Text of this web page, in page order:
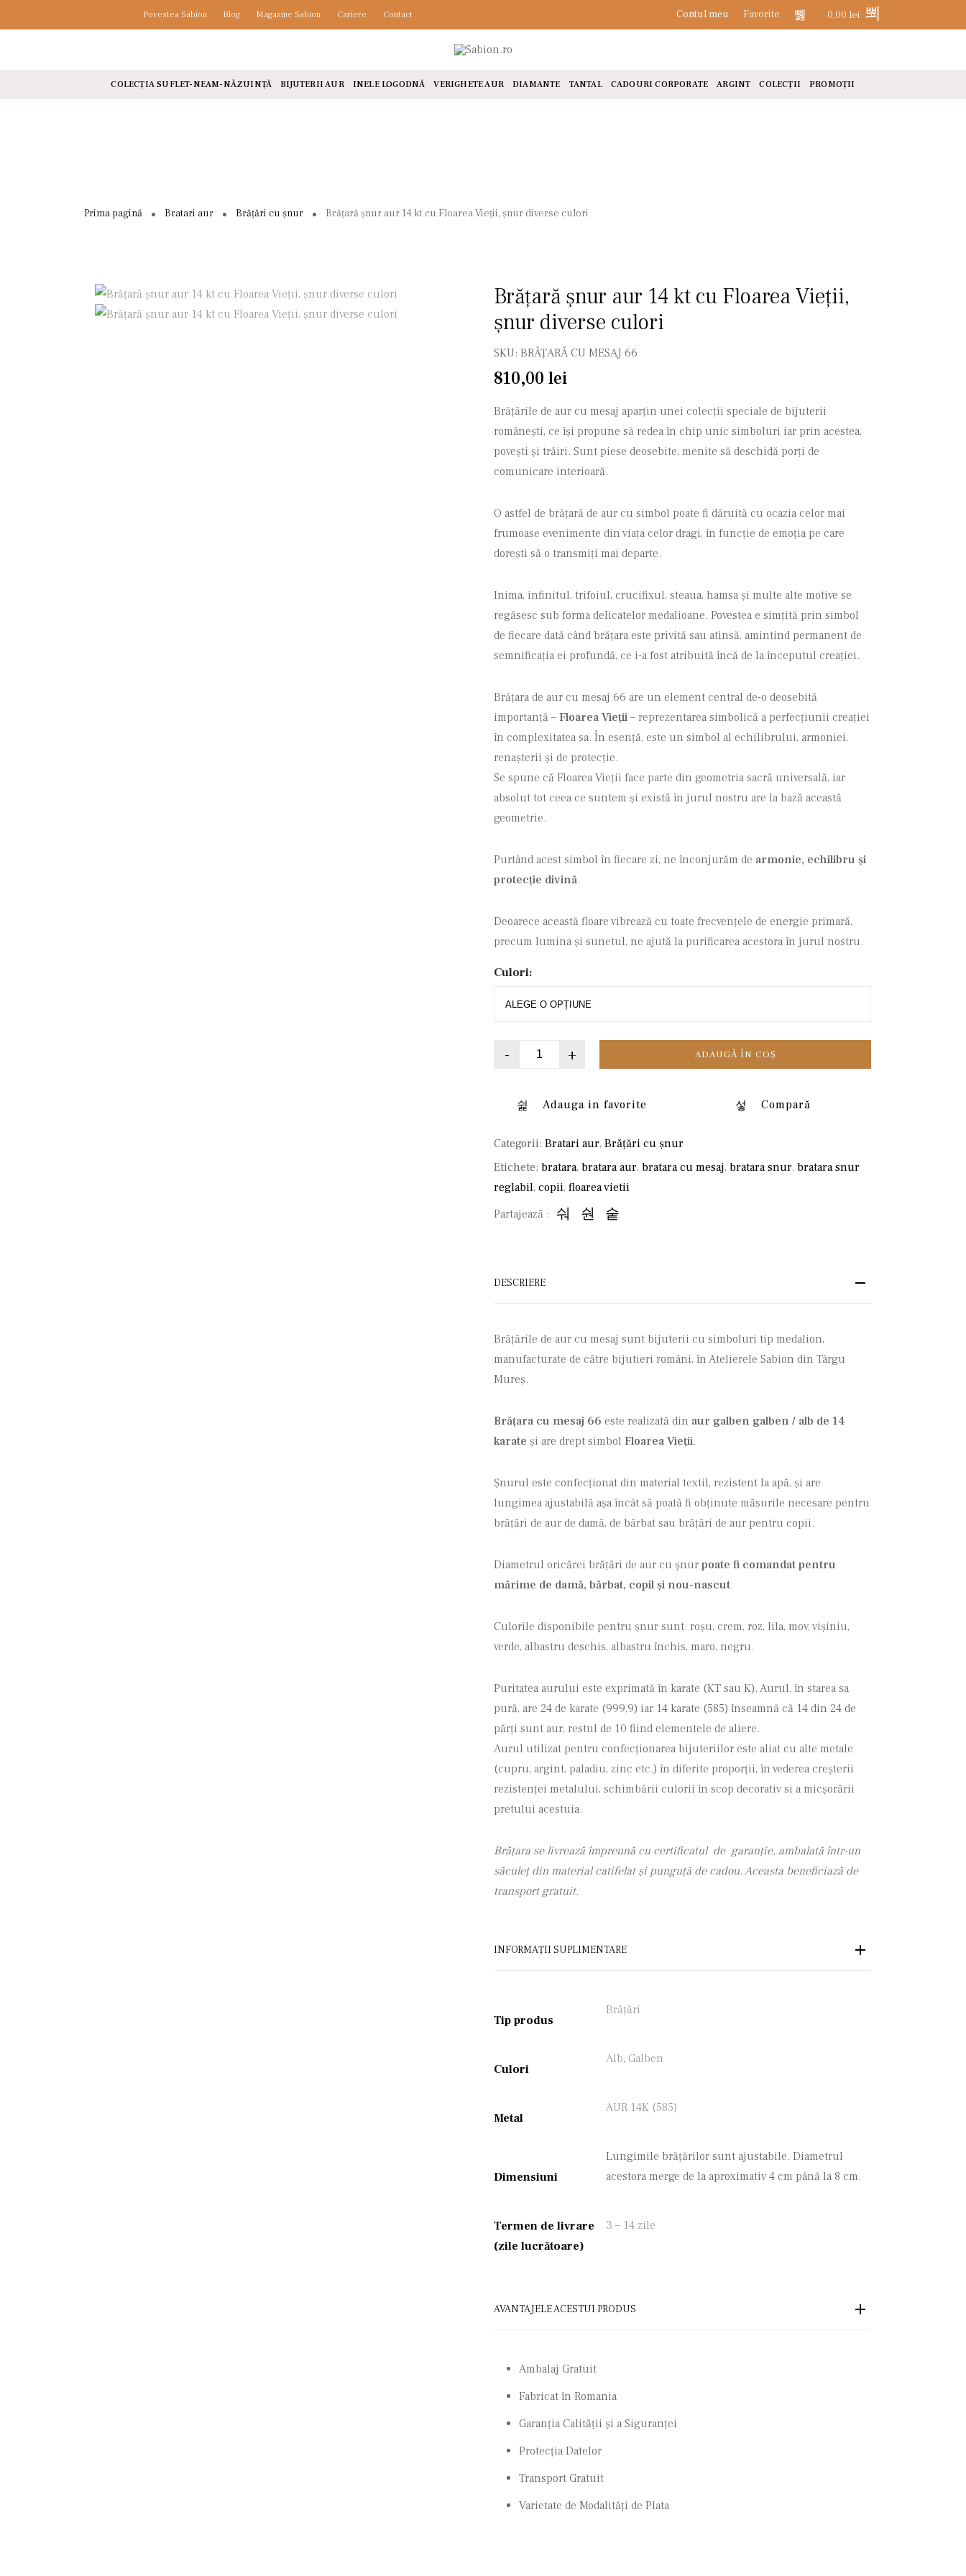
Povestea Sabion Blog Magazine Sabion Cariere Contact Contul meu Favorite 0
0,00 lei
COLECȚIA SUFLET-NEAM-NĂZUINȚĂ BIJUTERII AUR INELE LOGODNĂ VERIGHETE AUR DIAMANTE TANTAL CADOURI CORPORATE ARGINT COLECȚII PROMOȚII
Prima pagină Bratari aur Brățări cu șnur Brățară șnur aur 14 kt cu Floarea Vieții, șnur diverse culori
Brățară șnur aur 14 kt cu Floarea Vieții,
șnur diverse culori
SKU: BRĂȚARĂ CU MESAJ 66
810,00 lei
Brățările de aur cu mesaj aparțin unei colecții speciale de bijuterii
românești, ce își propune să redea în chip unic simboluri iar prin acestea,
povești și trăiri. Sunt piese deosebite, menite să deschidă porți de
comunicare interioară.
O astfel de brățară de aur cu simbol poate fi dăruită cu ocazia celor mai
frumoase evenimente din viața celor dragi, în funcție de emoția pe care
dorești să o transmiți mai departe.
Inima, infinitul, trifoiul, crucifixul, steaua, hamsa și multe alte motive se
regăsesc sub forma delicatelor medalioane. Povestea e simțită prin simbol
de fiecare dată când brățara este privită sau atinsă, amintind permanent de
semnificația ei profundă, ce i-a fost atribuită încă de la începutul creației.
Brățara de aur cu mesaj 66 are un element central de-o deosebită
importanță – Floarea Vieții – reprezentarea simbolică a perfecțiunii creației
în complexitatea sa. În esență, este un simbol al echilibrului, armoniei,
renașterii și de protecție.
Se spune că Floarea Vieții face parte din geometria sacră universală, iar
absolut tot ceea ce suntem și există în jurul nostru are la bază această
geometrie.
Purtând acest simbol în fiecare zi, ne înconjurăm de armonie, echilibru și
protecție divină.
Deoarece această floare vibrează cu toate frecvențele de energie primară,
precum lumina și sunetul, ne ajută la purificarea acestora în jurul nostru.
Culori:
- + ADAUGĂ ÎN COȘ
Adauga in favorite Compară
Categorii: Bratari aur, Brățări cu șnur
Etichete: bratara, bratara aur, bratara cu mesaj, bratara snur, bratara snur
reglabil, copii, floarea vietii
Partajează :
DESCRIERE
Brățările de aur cu mesaj sunt bijuterii cu simboluri tip medalion,
manufacturate de către bijutieri români, în Atelierele Sabion din Târgu
Mureș.
Brățara cu mesaj 66 este realizată din aur galben galben / alb de 14
karate și are drept simbol Floarea Vieții.
Șnurul este confecționat din material textil, rezistent la apă, și are
lungimea ajustabilă așa încât să poată fi obținute măsurile necesare pentru
brățări de aur de damă, de bărbat sau brățări de aur pentru copii.
Diametrul oricărei brățări de aur cu șnur poate fi comandat pentru
mărime de damă, bărbat, copil şi nou-nascut.
Culorile disponibile pentru șnur sunt: roșu, crem, roz, lila, mov, vișiniu,
verde, albastru deschis, albastru închis, maro, negru.
Puritatea aurului este exprimată în karate (KT sau K). Aurul, în starea sa
pură, are 24 de karate (999,9) iar 14 karate (585) înseamnă că 14 din 24 de
părţi sunt aur, restul de 10 fiind elementele de aliere.
Aurul utilizat pentru confecţionarea bijuteriilor este aliat cu alte metale
(cupru, argint, paladiu, zinc etc.) în diferite proporții, în vederea creşterii
rezistenţei metalului, schimbării culorii în scop decorativ si a micșorării
pretului acestuia.
Brățara se livrează împreună cu certificatul de garanție, ambalată într-un
săculeț din material catifelat și punguță de cadou. Aceasta beneficiază de
transport gratuit.
INFORMAȚII SUPLIMENTARE
Tip produs
Brățări
Culori
Alb, Galben
Metal
AUR 14K (585)
Dimensiuni
Lungimile brățărilor sunt ajustabile. Diametrul
acestora merge de la aproximativ 4 cm până la 8 cm.
Termen de livrare
(zile lucrătoare)
3 – 14 zile
AVANTAJELE ACESTUI PRODUS
Ambalaj Gratuit
Fabricat în Romania
Garanţia Calităţii şi a Siguranţei
Protecţia Datelor
Transport Gratuit
Varietate de Modalităţi de Plata